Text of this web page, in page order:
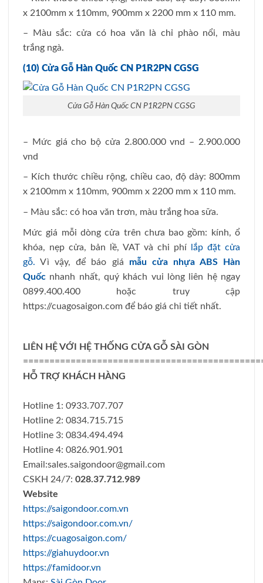
x 2100mm x 110mm, 900mm x 2200 mm x 110 mm.
– Màu sắc: cửa có hoa văn là chỉ phào nổi, màu
trắng ngà.
(10) Cửa Gỗ Hàn Quốc CN P1R2PN CGSG
Cửa Gỗ Hàn Quốc CN P1R2PN CGSG
– Mức giá cho bộ cửa 2.800.000 vnd – 2.900.000
vnd
– Kích thước chiều rộng, chiều cao, độ dày: 800mm
x 2100mm x 110mm, 900mm x 2200 mm x 110 mm.
– Màu sắc: có hoa văn trơn, màu trắng hoa sữa.
Mức giá mỗi dòng cửa trên chưa bao gồm: kính, ổ
khóa, nẹp cửa, bản lề, VAT và chi phí lắp đặt cửa
gỗ. Vì vậy, để báo giá mẫu cửa nhựa ABS Hàn
Quốc nhanh nhất, quý khách vui lòng liên hệ ngay
0899.400.400 hoặc truy cập
https://cuagosaigon.com để báo giá chi tiết nhất.
LIÊN HỆ VỚI HỆ THỐNG CỬA GỖ SÀI GÒN
HỖ TRỢ KHÁCH HÀNG
Hotline 1: 0933.707.707
Hotline 2: 0834.715.715
Hotline 3: 0834.494.494
Hotline 4: 0826.901.901
Email:sales.saigondoor@gmail.com
CSKH 24/7: 028.37.712.989
Website
https://saigondoor.com.vn
https://saigondoor.com.vn/
https://cuagosaigon.com/
https://giahuydoor.vn
https://famidoor.vn